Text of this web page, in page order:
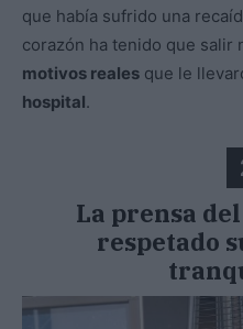
que había sufrido una
corazón ha tenido que salir
motivos reales que le
hospital.
La prensa
respetado